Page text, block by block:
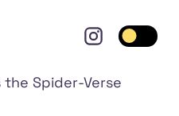
Toggle
Spider-Verse